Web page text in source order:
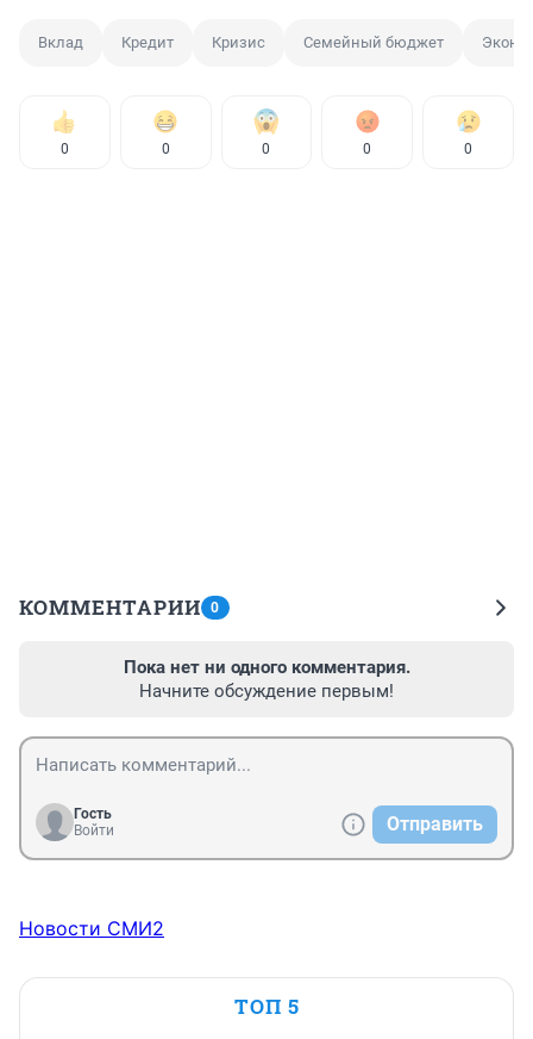
Вклад Кредит Кризис Семейный бюджет
0 0 0 0 0
КОММЕНТАРИИ 0
Пока нет ни одного комментария.
Начните обсуждение первым!
Гость
Войти
Отправить
Новости СМИ2
ТОП 5